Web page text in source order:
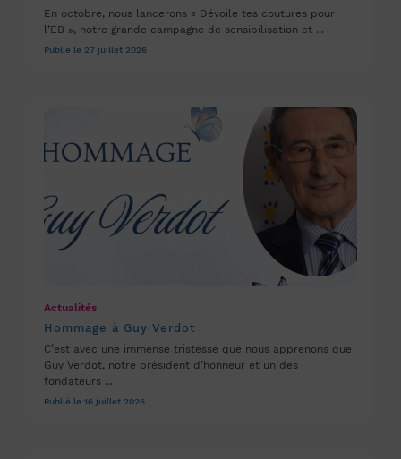
En octobre, nous lancerons « Dévoile tes coutures pour
l’EB », notre grande campagne de sensibilisation et ...
Publié le 27 juillet 2026
Actualités
Hommage à Guy Verdot
C’est avec une immense tristesse que nous apprenons que
Guy Verdot, notre président d’honneur et un des
fondateurs ...
Publié le 16 juillet 2026